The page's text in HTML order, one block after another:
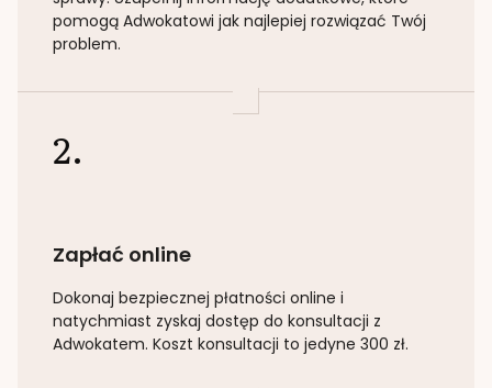
pomogą Adwokatowi jak najlepiej rozwiązać Twój
problem.
2.
Zapłać online
Dokonaj bezpiecznej płatności online i
natychmiast zyskaj dostęp do konsultacji z
Adwokatem. Koszt konsultacji to jedyne 300 zł.